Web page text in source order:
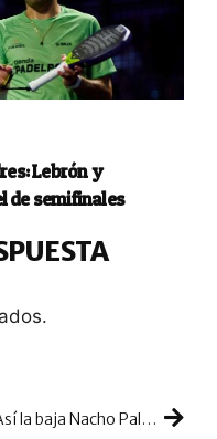
Lebrón y
de semifinales
Así la baja Nacho Palencia: le retamos a vestirse de corto y comprobamos su nivel de juego